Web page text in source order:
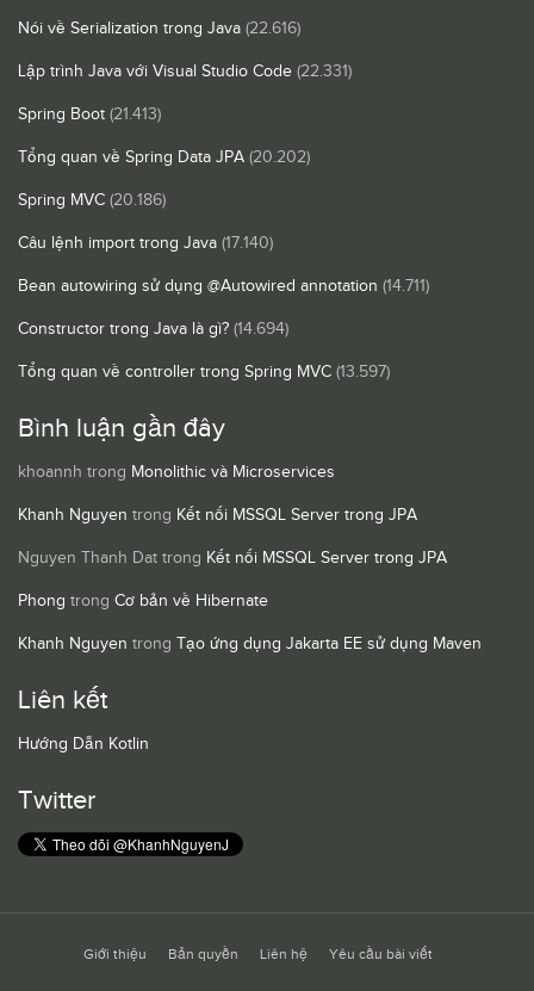
Nói về Serialization trong Java (22.616)
Lập trình Java với Visual Studio Code (22.331)
Spring Boot (21.413)
Tổng quan về Spring Data JPA (20.202)
Spring MVC (20.186)
Câu lệnh import trong Java (17.140)
Bean autowiring sử dụng @Autowired annotation (14.711)
Constructor trong Java là gì? (14.694)
Tổng quan về controller trong Spring MVC (13.597)
Bình luận gần đây
khoannh trong Monolithic và Microservices
Khanh Nguyen trong Kết nối MSSQL Server trong JPA
Nguyen Thanh Dat trong Kết nối MSSQL Server trong JPA
Phong trong Cơ bản về Hibernate
Khanh Nguyen trong Tạo ứng dụng Jakarta EE sử dụng Maven
Liên kết
Hướng Dẫn Kotlin
Twitter
Giới thiệu Bản quyền Liên hệ Yêu cầu bài viết